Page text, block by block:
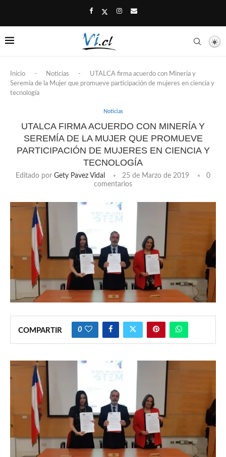
Inicio - Noticias -
UTALCA firma acuerdo con Minería y
Seremía de la Mujer que promueve participación de mujeres en ciencia y
tecnología
Noticias
UTALCA FIRMA ACUERDO CON MINERÍA Y
SEREMÍA DE LA MUJER QUE PROMUEVE
PARTICIPACIÓN DE MUJERES EN CIENCIA Y
TECNOLOGÍA
Editado por Gety Pavez Vidal 25 de Marzo de 2019
0
comentarios
COMPARTIR 0